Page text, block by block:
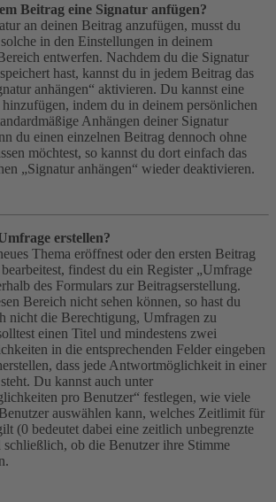
Beitrag eine Signatur anfügen?
an deinen Beitrag anzufügen, musst du
in den Einstellungen in deinem
entwerfen. Nachdem du die Signatur
hast, kannst du in jedem Beitrag das
anhängen“ aktivieren. Du kannst eine
indem du in deinem persönlichen
Anhängen deiner Signatur
du einen einzelnen Beitrag dennoch ohne
möchtest, so kannst du dort einfach das
„Signatur anhängen“ wieder deaktivieren.
erstellen?
Thema eröffnest oder den ersten Beitrag
findest du ein Register „Umfrage
des Formulars zur Beitragserstellung.
Bereich nicht sehen können, so hast du
nicht die Berechtigung, Umfragen zu
einen Titel und mindestens zwei
in die entsprechenden Felder eingeben
dass jede Antwortmöglichkeit in einer
Du kannst auch unter
pro Benutzer“ festlegen, wie viele
auswählen kann, welches Zeitlimit für
(0 bedeutet dabei eine zeitlich unbegrenzte
ob die Benutzer ihre Stimme